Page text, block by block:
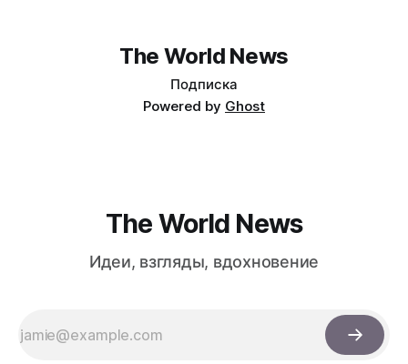
The World News
Подписка
Powered by Ghost
The World News
Идеи, взгляды, вдохновение